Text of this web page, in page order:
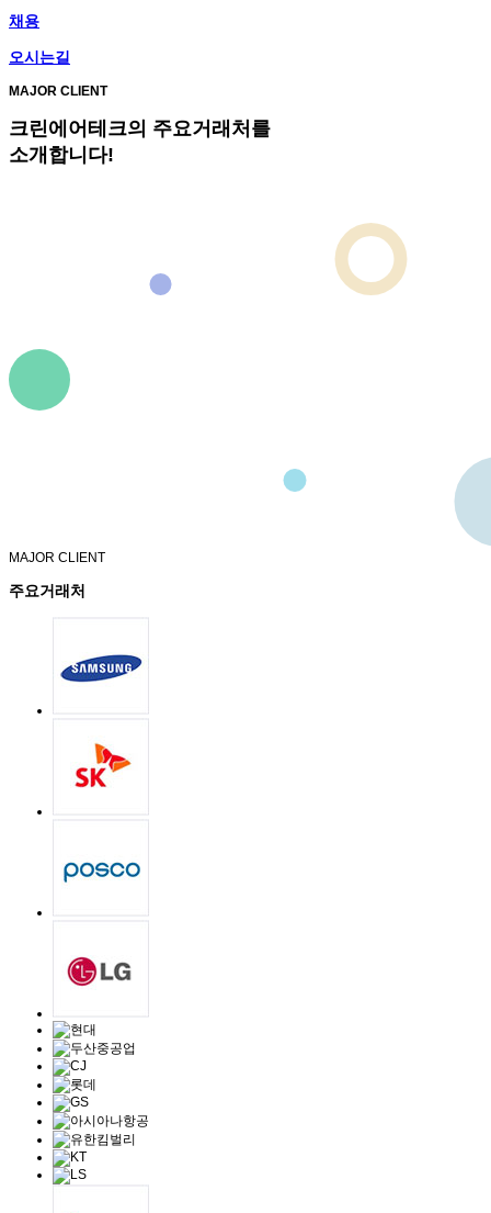
채용
오시는길
MAJOR CLIENT
크린에어테크의 주요거래처를
소개합니다!
MAJOR CLIENT
주요거래처